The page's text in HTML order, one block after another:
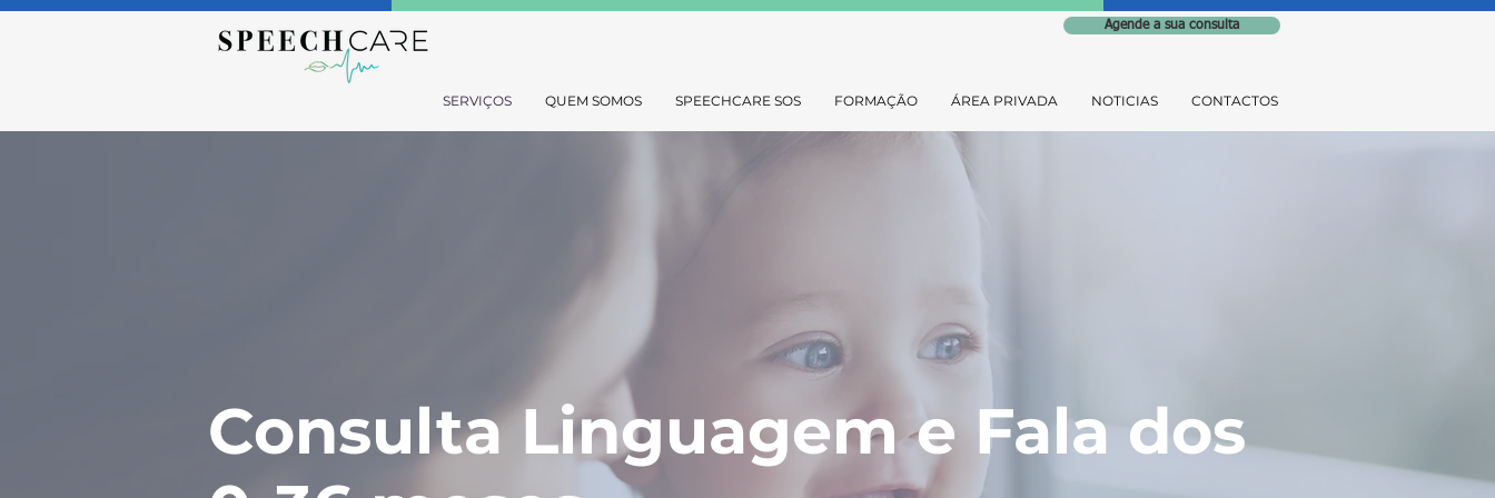
Agende a sua consulta
SERVIÇOS QUEM SOMOS SPEECHCARE SOS FORMAÇÃO ÁREA PRIVADA NOTICIAS CONTACTOS
Consulta Linguagem e Fala dos